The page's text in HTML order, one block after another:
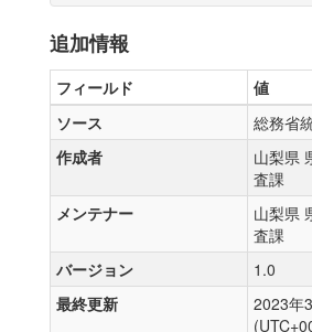
追加情報
フィールド
値
ソース
総務省
作成者
山梨県
査課
メンテナー
山梨県
査課
バージョン
1.0
最終更新
2023年